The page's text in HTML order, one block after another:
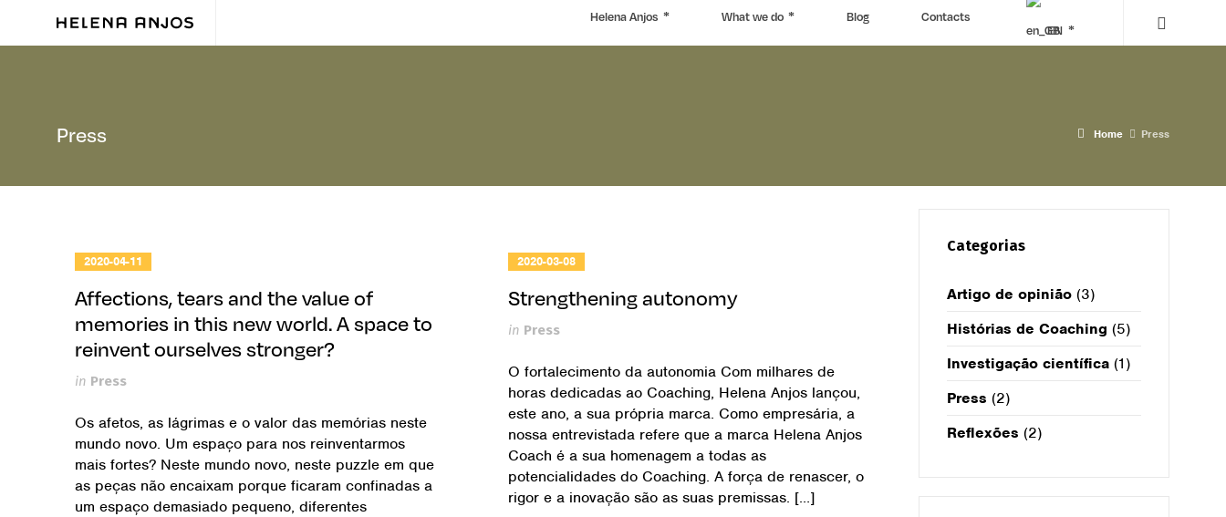
Helena Anjos What we do Blog
Contacts
EN
Press Home Press
2020-04-11
Affections, tears and the value of
memories in this new world. A space to
reinvent ourselves stronger?
in Press
Os afetos, as lágrimas e o valor das memórias neste
mundo novo. Um espaço para nos reinventarmos
mais fortes? Neste mundo novo, neste puzzle em que
as peças não encaixam porque ficaram confinadas a
um espaço demasiado pequeno, diferentes
2020-03-08
Strengthening autonomy
in Press
O fortalecimento da autonomia Com milhares de
horas dedicadas ao Coaching, Helena Anjos lançou,
este ano, a sua própria marca. Como empresária, a
nossa entrevistada refere que a marca Helena Anjos
Coach é a sua homenagem a todas as
potencialidades do Coaching. A força de renascer, o
rigor e a inovação são as suas premissas. […]
Categorias
Artigo de opinião (3)
Histórias de Coaching (5)
Investigação científica (1)
Press (2)
Reflexões (2)